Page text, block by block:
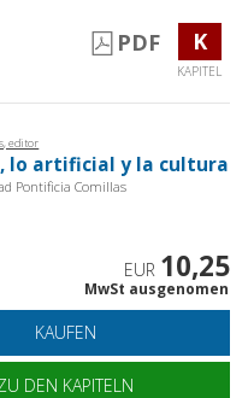
PDF K
KAPITEL
editor
lo artificial y la cultura
Pontificia Comillas
EUR 10,25
MwSt ausgenomen
KAUFEN
DEN KAPITELN